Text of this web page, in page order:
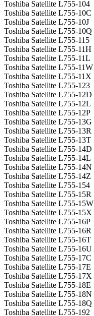
Toshiba Satellite L755-104
Toshiba Satellite L755-10C
Toshiba Satellite L755-10J
Toshiba Satellite L755-10Q
Toshiba Satellite L755-115
Toshiba Satellite L755-11H
Toshiba Satellite L755-11L
Toshiba Satellite L755-11W
Toshiba Satellite L755-11X
Toshiba Satellite L755-123
Toshiba Satellite L755-12D
Toshiba Satellite L755-12L
Toshiba Satellite L755-12P
Toshiba Satellite L755-13G
Toshiba Satellite L755-13R
Toshiba Satellite L755-13T
Toshiba Satellite L755-14D
Toshiba Satellite L755-14L
Toshiba Satellite L755-14N
Toshiba Satellite L755-14Z
Toshiba Satellite L755-154
Toshiba Satellite L755-15R
Toshiba Satellite L755-15W
Toshiba Satellite L755-15X
Toshiba Satellite L755-16P
Toshiba Satellite L755-16R
Toshiba Satellite L755-16T
Toshiba Satellite L755-16U
Toshiba Satellite L755-17C
Toshiba Satellite L755-17E
Toshiba Satellite L755-17X
Toshiba Satellite L755-18E
Toshiba Satellite L755-18N
Toshiba Satellite L755-18Q
Toshiba Satellite L755-192